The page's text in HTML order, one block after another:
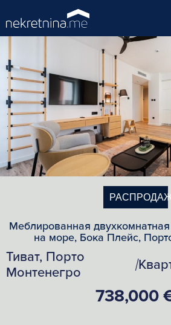
Меблированная
на море, Бока Плейс,
Тиват, Порто
Монтенегро
/
738,000